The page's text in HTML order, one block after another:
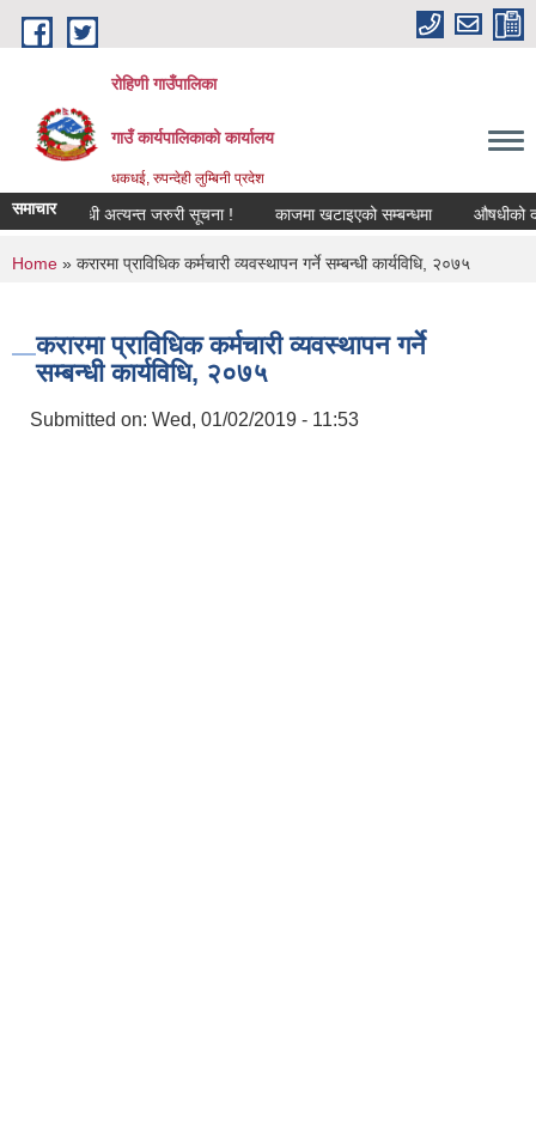
Skip to main content
रोहिणी गाउँपालिका
गाउँ कार्यपालिकाको कार्यालय
धकधई, रुपन्देही लुम्बिनी प्रदेश
समाचार
सम्बन्धी अत्यन्त जरुरी सूचना ! काजमा खटाइएको सम्बन्धमा औषधीको दररेट
You are here
Home » करारमा प्राविधिक कर्मचारी व्यवस्थापन गर्ने सम्बन्धी कार्यविधि, २०७५
करारमा प्राविधिक कर्मचारी व्यवस्थापन गर्ने
सम्बन्धी कार्यविधि, २०७५
Submitted on: Wed, 01/02/2019 - 11:53